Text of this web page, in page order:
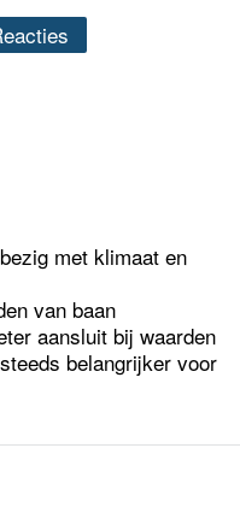
met klimaat en
van baan
aansluit bij waarden
belangrijker voor